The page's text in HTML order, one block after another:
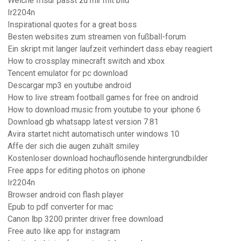
Ir2204n
Inspirational quotes for a great boss
Besten websites zum streamen von fußball-forum
Ein skript mit langer laufzeit verhindert dass ebay reagiert
How to crossplay minecraft switch and xbox
Tencent emulator for pc download
Descargar mp3 en youtube android
How to live stream football games for free on android
How to download music from youtube to your iphone 6
Download gb whatsapp latest version 7.81
Avira startet nicht automatisch unter windows 10
Affe der sich die augen zuhält smiley
Kostenloser download hochauflösende hintergrundbilder
Free apps for editing photos on iphone
Ir2204n
Browser android con flash player
Epub to pdf converter for mac
Canon lbp 3200 printer driver free download
Free auto like app for instagram